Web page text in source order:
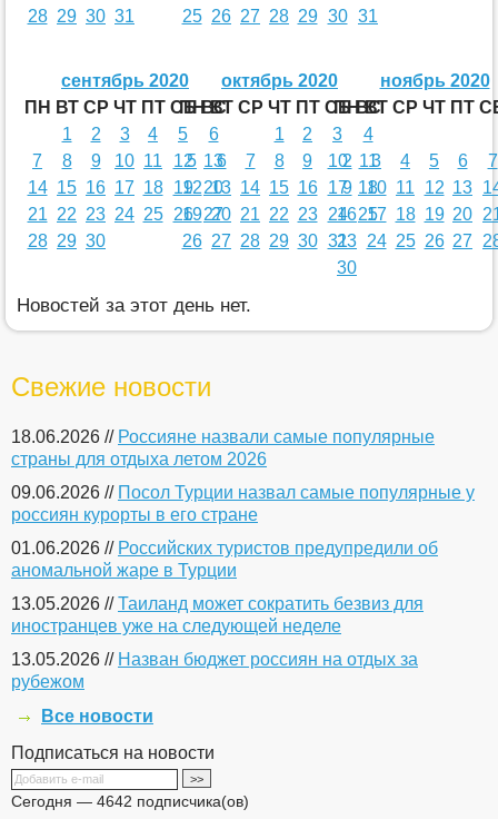
28 29 30 31
25 26 27 28 29 30 31
сентябрь 2020
ПН ВТ СР ЧТ ПТ СБ ВС
1
2 3 4 5
6
7
8 9 10 11 12
13
14 15 16 17 18 19
20
21 22 23 24 25 26
27
28 29 30
октябрь 2020
ПН ВТ СР ЧТ ПТ СБ ВС
1
2 3
4
5
6 7 8 9 10
11
12 13 14 15 16 17
18
19 20 21 22 23 24
25
26 27 28 29 30 31
ноябрь 2020
ПН ВТ СР ЧТ ПТ
2 3 4 5 6
7
9
10 11 12 13
16 17 18 19 20
23 24 25 26 27
30
Новостей за этот день нет.
Свежие новости
18.06.2026 // Россияне назвали самые популярные
страны для отдыха летом 2026
09.06.2026 // Посол Турции назвал самые популярные у
россиян курорты в его стране
01.06.2026 // Российских туристов предупредили об
аномальной жаре в Турции
13.05.2026 //Таиланд может сократить безвиз для
иностранцев уже на следующей неделе
13.05.2026 // Назван бюджет россиян на отдых за
рубежом
Все новости
Подписаться на новости
Сегодня — 4642 подписчика(ов)